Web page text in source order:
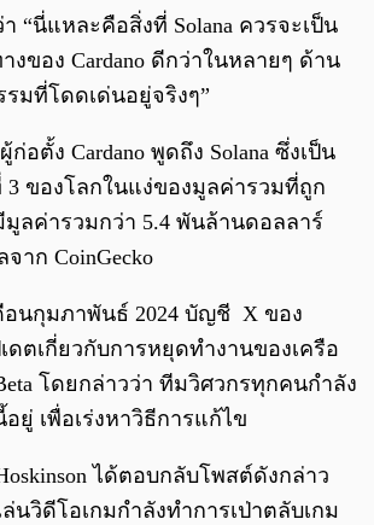
า “นี่แหละคือสิ่งที่ Solana ควรจะเป็น
งของ Cardano ดีกว่าในหลายๆ ด้าน
มที่โดดเด่นอยู่จริงๆ”
อตั้ง Cardano พูดถึง Solana ซึ่งเป็น
ของโลกในแง่ของมูลค่ารวมที่ถูก
ลค่ารวมกว่า 5.4 พันล้านดอลลาร์
าก CoinGecko
อนกุมภาพันธ์ 2024 บัญชี X ของ
ดตเกี่ยวกับการหยุดทำงานของเครือ
โดยกล่าวว่า ทีมวิศวกรทุกคนกำลัง
ยู่ เพื่อเร่งหาวิธีการแก้ไข
ได้ตอบกลับโพสต์ดังกล่าว
นวิดีโอเกมกำลังทำการเป่าตลับเกม